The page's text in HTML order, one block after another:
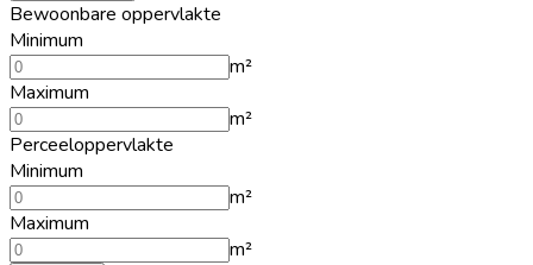
Bewoonbare oppervlakte
Minimum
m²
Maximum
m²
Perceeloppervlakte
Minimum
m²
Maximum
m²